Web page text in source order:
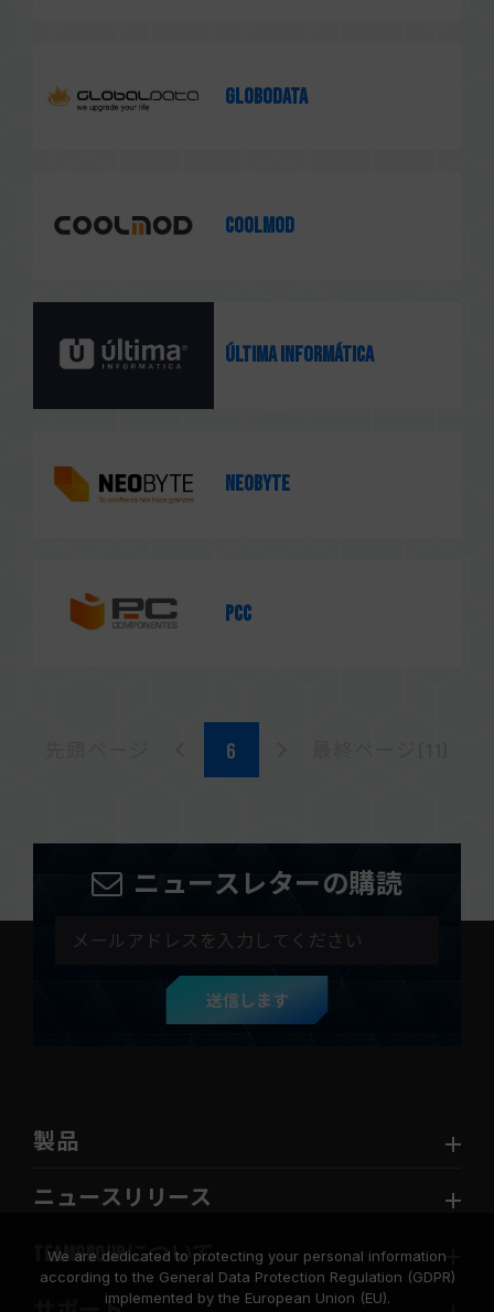
Globodata
Coolmod
Última informática
Neobyte
PCC
ニュースレターの購読
送信します
製品
ニュースリリース
TEAMGROUPについて
We are dedicated to protecting your personal information
according to the General Data Protection Regulation (GDPR)
implemented by the European Union (EU).